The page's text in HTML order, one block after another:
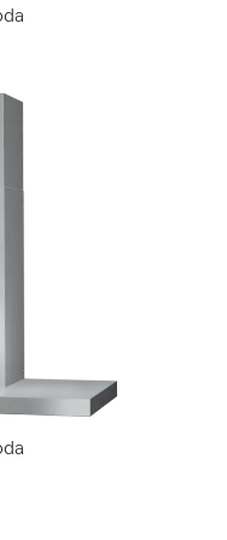
naljepnica
rukovanje
naljepnica